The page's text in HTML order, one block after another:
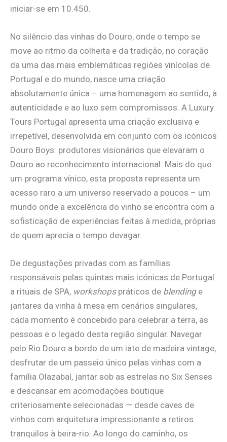
iniciar-se em 10.450.
No silêncio das vinhas do Douro, onde o tempo se
move ao ritmo da colheita e da tradição, no coração
da uma das mais emblemáticas regiões vinícolas de
Portugal e do mundo, nasce uma criação
absolutamente única – uma homenagem ao sentido, à
autenticidade e ao luxo sem compromissos. A Luxury
Tours Portugal apresenta uma criação exclusiva e
irrepetível, desenvolvida em conjunto com os icónicos
Douro Boys: produtores visionários que elevaram o
Douro ao reconhecimento internacional. Mais do que
um programa vínico, esta proposta representa um
acesso raro a um universo reservado a poucos – um
mundo onde a excelência do vinho se encontra com a
sofisticação de experiências feitas à medida, próprias
de quem aprecia o tempo devagar.
De degustações privadas com as famílias
responsáveis ​​pelas quintas mais icónicas de Portugal
a rituais de SPA, workshopspráticos de blendinge
jantares da vinha à mesa em cenários singulares,
cada momento é concebido para celebrar a terra, as
pessoas e o legado desta região singular. Navegar
pelo Rio Douro a bordo de um iate de madeira vintage,
desfrutar de um passeio único pelas vinhas com a
família Olazabal, jantar sob as estrelas no Six Senses
e descansar em acomodações boutique
criteriosamente selecionadas — desde caves de
vinhos com arquitetura impressionante a retiros
tranquilos à beira-rio. Ao longo do caminho, os